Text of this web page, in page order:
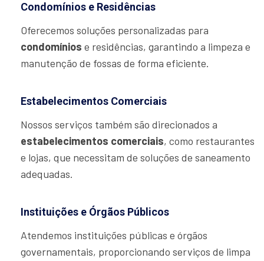
Condomínios e Residências
Oferecemos soluções personalizadas para
condomínios e residências, garantindo a limpeza e
manutenção de fossas de forma eficiente.
Estabelecimentos Comerciais
Nossos serviços também são direcionados a
estabelecimentos comerciais, como restaurantes
e lojas, que necessitam de soluções de saneamento
adequadas.
Instituições e Órgãos Públicos
Atendemos instituições públicas e órgãos
governamentais, proporcionando serviços de limpa